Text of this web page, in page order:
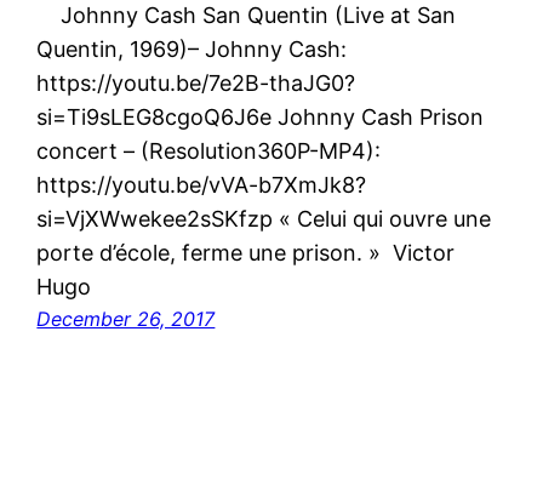
Johnny Cash San Quentin (Live at San
Quentin, 1969)– Johnny Cash:
https://youtu.be/7e2B-thaJG0?
si=Ti9sLEG8cgoQ6J6e Johnny Cash Prison
concert – (Resolution360P-MP4):
https://youtu.be/vVA-b7XmJk8?
si=VjXWwekee2sSKfzp « Celui qui ouvre une
porte d’école, ferme une prison. » Victor
Hugo
December 26, 2017